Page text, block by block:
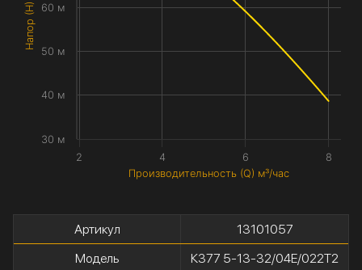
Производительность (Q) м³/час
2 4 6 8
30 м
40 м
50 м
60 м
Артикул
13101057
Модель
К377 5-13-32/04Е/022Т2